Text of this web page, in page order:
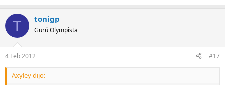
T tonigp
Gurú Olympista
4 Feb 2012 #17
Axyley dijo: